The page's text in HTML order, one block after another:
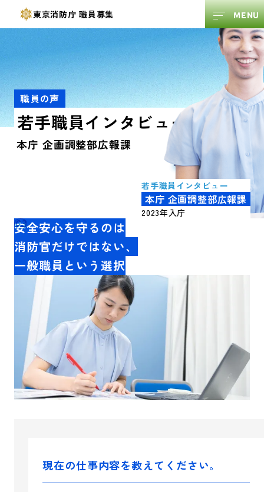
東京消防庁職員募集
職員の声
若手職員インタビュー
本庁 企画調整部広報課
03
若手職員インタビュー
本庁 企画調整部広報課
2023年入庁
安全安心を守るのは
消防官だけではない、
一般職員という選択
現在の仕事内容を教えてください。